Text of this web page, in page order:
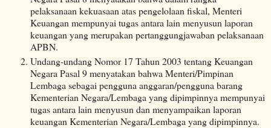
pelaksanaan kekuasaan atas pengelolaan fiskal, Menteri
Keuangan mempunyai tugas antara lain menyusun laporan
keuangan yang merupakan pertanggungjawaban pelaksanaan
APBN.
Undang-undang Nomor 17 Tahun 2003 tentang Keuangan
Negara Pasal 9 menyatakan bahwa Menteri/Pimpinan
Lembaga sebagai pengguna anggaran/pengguna barang
Kementerian Negara/Lembaga yang dipimpinnya mempunyai
tugas antara lain menyusun dan menyampaikan laporan
keuangan Kementerian Negara/Lembaga yang dipimpinnya.